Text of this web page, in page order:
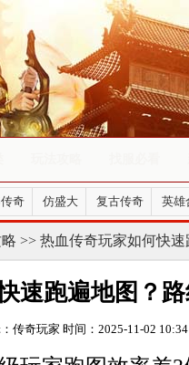
奇 仿盛大 复古传奇 英雄
>> 热血传奇玩家如何快
速跑遍地图？
传奇玩家 时间：2025-11-02